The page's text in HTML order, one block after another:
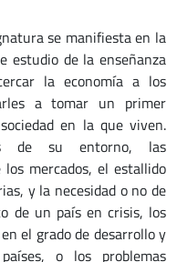
se manifiesta en la
estudio de la enseñanza
la economía a los
a tomar un primer
en la que viven.
de su entorno, las
mercados, el estallido
y la necesidad o no de
de un país en crisis, los
el grado de desarrollo y
o los problemas